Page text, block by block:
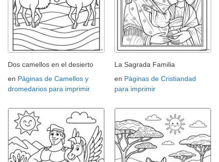
Dos camellos en el desierto
en Páginas de Camellos y
dromedarios para imprimir
La Sagrada Familia
en Páginas de Cristiandad
para imprimir